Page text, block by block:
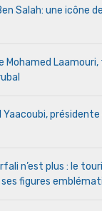
Salah: une icône
Mohamed
Yaacoubi, présidente
n’est plus : le
ses figures